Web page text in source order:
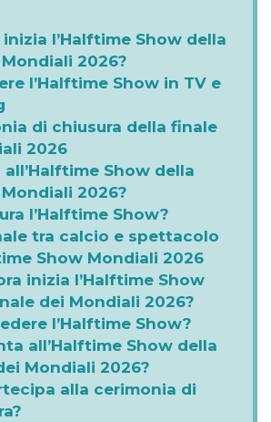
l’Halftime Show della
2026?
l’Halftime Show in TV e
di chiusura della finale
2026
Show della
2026?
l’Halftime Show?
tra calcio e spettacolo
Show Mondiali 2026
inizia l’Halftime Show
dei Mondiali 2026?
l’Halftime Show?
all’Halftime Show della
Mondiali 2026?
alla cerimonia di